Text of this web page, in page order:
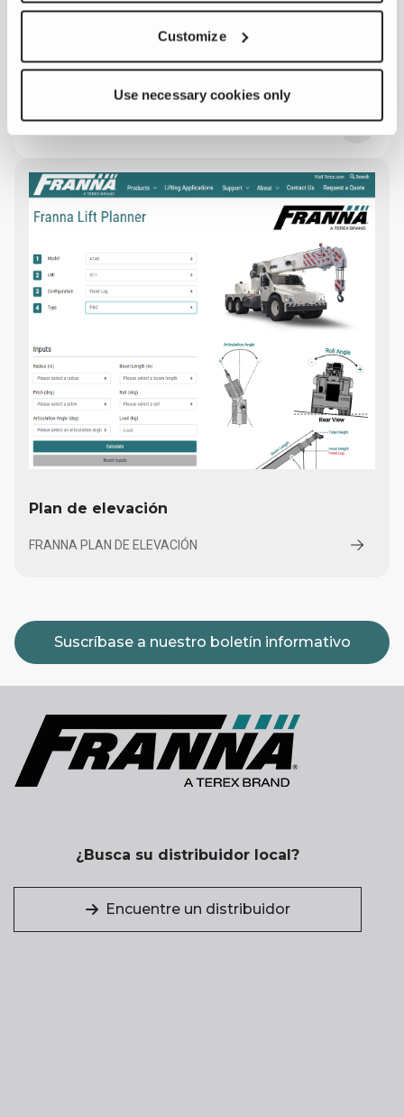
Customize
Use necessary cookies only
Franna Portal
LOG IN TO FRANNA PORTAL
Plan de elevación
FRANNA PLAN DE ELEVACIÓN
Suscríbase a nuestro boletín informativo
¿Busca su distribuidor local?
Encuentre un distribuidor